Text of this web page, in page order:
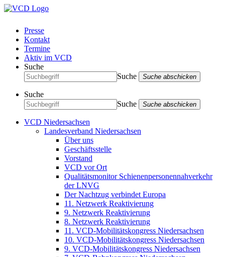
Presse
Kontakt
Termine
Aktiv im VCD
Suche
Suche
Suche abschicken
Suche
Suche
Suche abschicken
VCD Niedersachsen
Landesverband Niedersachsen
Über uns
Geschäftsstelle
Vorstand
VCD vor Ort
Qualitätsmonitor Schienenpersonennahverkehr
der LNVG
Der Nachtzug verbindet Europa
11. Netzwerk Reaktivierung
9. Netzwerk Reaktivierung
8. Netzwerk Reaktivierung
11. VCD-Mobilitätskongress Niedersachsen
10. VCD-Mobilitätskongress Niedersachsen
9. VCD-Mobilitätskongress Niedersachsen